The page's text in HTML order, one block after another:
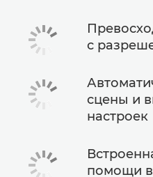
с
сцены и
настроек
помощи